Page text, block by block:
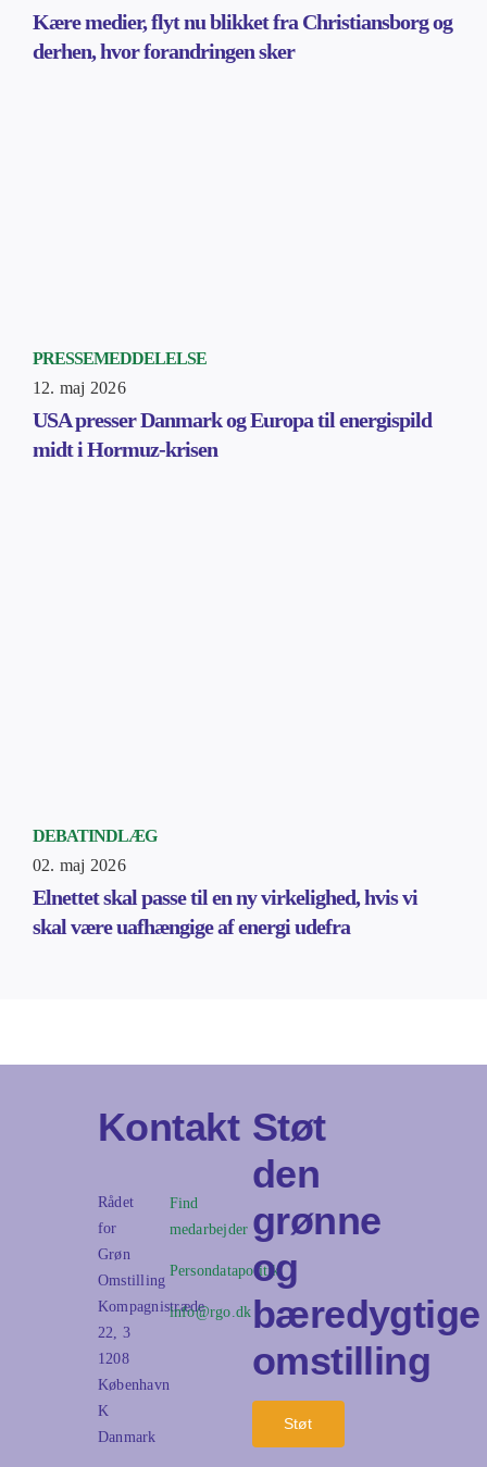
Kære medier, flyt nu blikket fra Christiansborg og
derhen, hvor forandringen sker
PRESSEMEDDELELSE
12. maj 2026
USA presser Danmark og Europa til energispild
midt i Hormuz-krisen
DEBATINDLÆG
02. maj 2026
Elnettet skal passe til en ny virkelighed, hvis vi
skal være uafhængige af energi udefra
Kontakt
Rådet
for
Grøn
Omstilling
Kompagnistræde
22, 3
1208
København
K
Danmark
Find
medarbejder
Persondatapolitik
info@rgo.dk
Støt
den
grønne
og
bæredygtige
omstilling
Støt